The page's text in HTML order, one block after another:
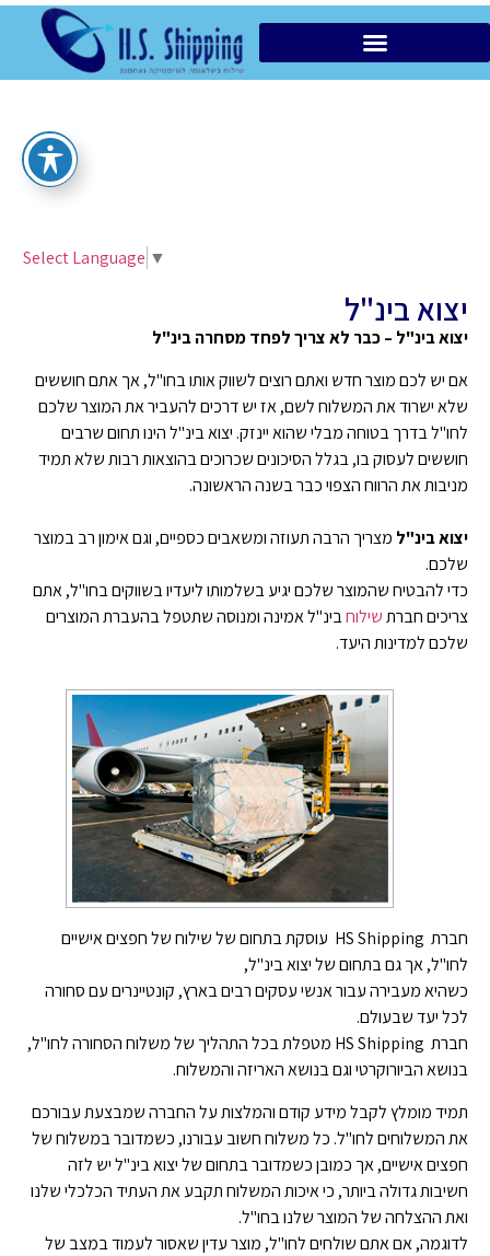
Select Language ▼
יצוא בינ"ל
יצוא בינ"ל – כבר לא צריך לפחד מסחרה בינ"ל
אם יש לכם מוצר חדש ואתם רוצים לשווק אותו בחו"ל, אך אתם חוששים
שלא ישרוד את המשלוח לשם, אז יש דרכים להעביר את המוצר שלכם
לחו"ל בדרך בטוחה מבלי שהוא יינזק. יצוא בינ"ל הינו תחום שרבים
חוששים לעסוק בו, בגלל הסיכונים שכרוכים בהוצאות רבות שלא תמיד
מניבות את הרווח הצפוי כבר בשנה הראשונה.
יצוא בינ"ל מצריך הרבה תעוזה ומשאבים כספיים, וגם אימון רב במוצר
שלכם.
כדי להבטיח שהמוצר שלכם יגיע בשלמותו ליעדיו בשווקים בחו"ל, אתם
צריכים חברתשילוחבינ"ל אמינה ומנוסה שתטפל בהעברת המוצרים
שלכם למדינות היעד.
חברת HS Shipping עוסקת בתחום של שילוח של חפצים אישיים
לחו"ל, אך גם בתחום של יצוא בינ"ל,
כשהיא מעבירה עבור אנשי עסקים רבים בארץ, קונטיינרים עם סחורה
לכל יעד שבעולם.
חברת HS Shipping מטפלת בכל התהליך של משלוח הסחורה לחו"ל,
בנושא הביורוקרטי וגם בנושא האריזה והמשלוח.
תמיד מומלץ לקבל מידע קודם והמלצות על החברה שמבצעת עבורכם
את המשלוחים לחו"ל. כל משלוח חשוב עבורנו, כשמדובר במשלוח של
חפצים אישיים, אך כמובן כשמדובר בתחום של יצוא בינ"ל יש לזה
חשיבות גדולה ביותר, כי איכות המשלוח תקבע את העתיד הכלכלי שלנו
ואת ההצלחה של המוצר שלנו בחו"ל.
לדוגמה, אם אתם שולחים לחו"ל, מוצר עדין שאסור לעמוד במצב של